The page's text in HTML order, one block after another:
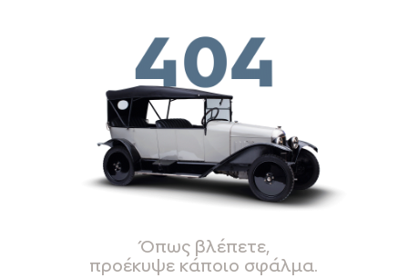
Όπως βλέπετε,
προέκυψε κάποιο σφάλμα.